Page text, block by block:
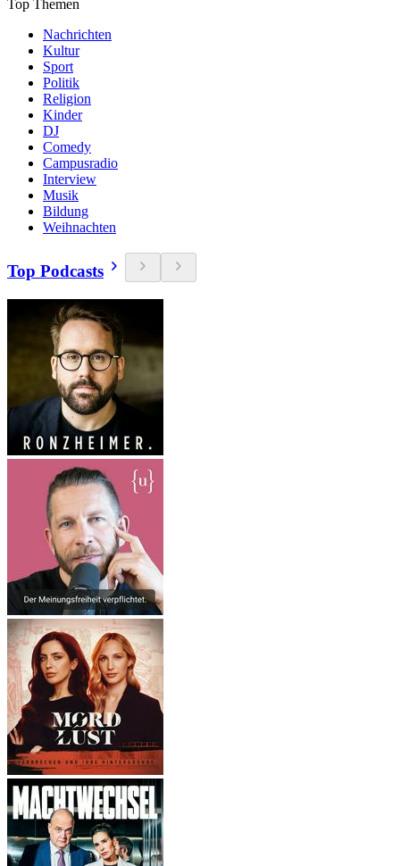
Top Themen
Nachrichten
Kultur
Sport
Politik
Religion
Kinder
DJ
Comedy
Campusradio
Interview
Musik
Bildung
Weihnachten
Top Podcasts